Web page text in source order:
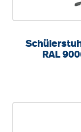
RAL